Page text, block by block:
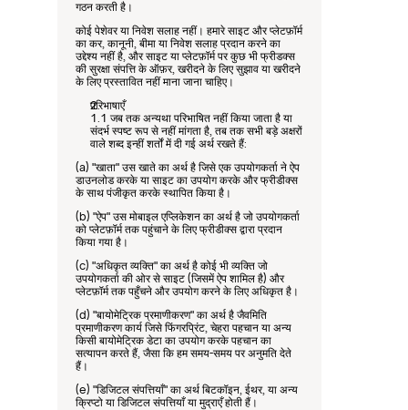
गठन करती है।
कोई पेशेवर या निवेश सलाह नहीं। हमारे साइट और प्लेटफ़ॉर्म
का कर, कानूनी, बीमा या निवेश सलाह प्रदान करने का
उद्देश्य नहीं है, और साइट या प्लेटफ़ॉर्म पर कुछ भी फ्रीडक्स
की सुरक्षा संपत्ति के ऑफ़र, खरीदने के लिए सुझाव या खरीदने
के लिए प्रस्तावित नहीं माना जाना चाहिए।
परिभाषाएँ
1.1 जब तक अन्यथा परिभाषित नहीं किया जाता है या
संदर्भ स्पष्ट रूप से नहीं मांगता है, तब तक सभी बड़े अक्षरों
वाले शब्द इन्हीं शर्तों में दी गई अर्थ रखते हैं:
(a) "खाता" उस खाते का अर्थ है जिसे एक उपयोगकर्ता ने ऐप
डाउनलोड करके या साइट का उपयोग करके और फ्रीडीक्स
के साथ पंजीकृत करके स्थापित किया है।
(b) "ऐप" उस मोबाइल एप्लिकेशन का अर्थ है जो उपयोगकर्ता
को प्लेटफ़ॉर्म तक पहुंचाने के लिए फ्रीडीक्स द्वारा प्रदान
किया गया है।
(c) "अधिकृत व्यक्ति" का अर्थ है कोई भी व्यक्ति जो
उपयोगकर्ता की ओर से साइट (जिसमें ऐप शामिल है) और
प्लेटफ़ॉर्म तक पहुँचने और उपयोग करने के लिए अधिकृत है।
(d) "बायोमेट्रिक प्रमाणीकरण" का अर्थ है जैवमिति
प्रमाणीकरण कार्य जिसे फिंगरप्रिंट, चेहरा पहचान या अन्य
किसी बायोमेट्रिक डेटा का उपयोग करके पहचान का
सत्यापन करते हैं, जैसा कि हम समय-समय पर अनुमति देते
हैं।
(e) "डिजिटल संपत्तियाँ" का अर्थ बिटकॉइन, ईथर, या अन्य
क्रिप्टो या डिजिटल संपत्तियाँ या मुद्राएँ होती हैं।